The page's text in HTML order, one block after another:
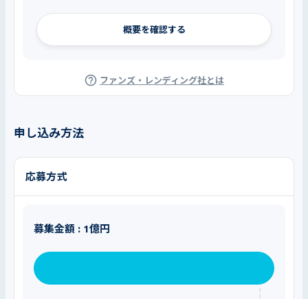
概要を確認する
ファンズ・レンディング社とは
申し込み方法
応募方式
募集金額 : 1億円